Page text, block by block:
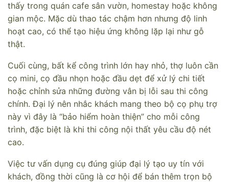
thấy trong quán cafe sân vườn, homestay hoặc không
gian mộc. Mặc dù thao tác chậm hơn nhưng độ linh
hoạt cao, có thể tạo hiệu ứng không lặp lại như gỗ
thật.
Cuối cùng, bất kể công trình lớn hay nhỏ, thợ luôn cần
cọ mini, cọ đầu nhọn hoặc đầu dẹt để xử lý chi tiết
hoặc chỉnh sửa những đường vân bị lỗi sau thi công
chính. Đại lý nên nhắc khách mang theo bộ cọ phụ trợ
này vì đây là “bảo hiểm hoàn thiện” cho mỗi công
trình, đặc biệt là khi thi công nội thất yêu cầu độ nét
cao.
Việc tư vấn dụng cụ đúng giúp đại lý tạo uy tín với
khách, đồng thời cũng là cơ hội để bán thêm trọn bộ